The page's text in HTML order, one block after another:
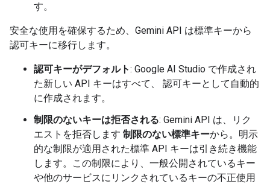
す。
安全な使用を確保するため、Gemini API は標準キーから
認可キーに移行します。
認可キーがデフォルト: Google AI Studio で作成され
た新しい API キーはすべて、 認可キーとして自動的
に作成されます。
制限のないキーは拒否される: Gemini API は、リク
エストを拒否します 制限のない標準キーから。明示
的な制限が適用された標準 API キーは引き続き機能
します。この制限により、一般公開されているキー
や他のサービスにリンクされているキーの不正使用